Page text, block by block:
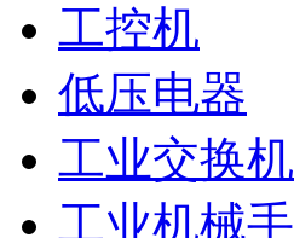
工控机
低压电器
工业交换机
工业机械手